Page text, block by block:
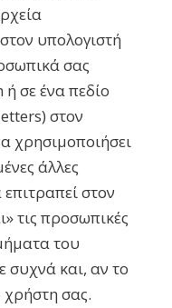
υπολογιστή
σας
σε ένα πεδίο
στον
χρησιμοποιήσει
άλλες
στον
τις προσωπικές
του
συχνά και, αν το
χρήστη σας.